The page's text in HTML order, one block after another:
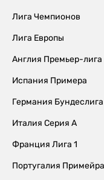
Лига Чемпионов
Лига Европы
Англия Премьер-лига
Испания Примера
Германия Бундеслига
Италия Серия А
Франция Лига 1
Португалия